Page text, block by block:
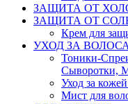
ЗАЩИТА ОТ
ЗАЩИТА ОТ
Крем для
УХОД ЗА
Тоники-
Сыворотки,
Уход за
Мист для